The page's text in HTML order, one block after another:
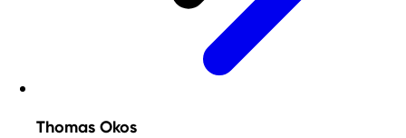
Thomas Okos